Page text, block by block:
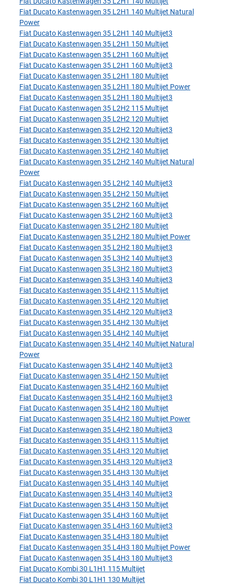
Fiat Ducato Kastenwagen 35 L2H1 140 Multijet Natural
Power
Fiat Ducato Kastenwagen 35 L2H1 140 Multijet3
Fiat Ducato Kastenwagen 35 L2H1 150 Multijet
Fiat Ducato Kastenwagen 35 L2H1 160 Multijet
Fiat Ducato Kastenwagen 35 L2H1 160 Multijet3
Fiat Ducato Kastenwagen 35 L2H1 180 Multijet
Fiat Ducato Kastenwagen 35 L2H1 180 Multijet Power
Fiat Ducato Kastenwagen 35 L2H1 180 Multijet3
Fiat Ducato Kastenwagen 35 L2H2 115 Multijet
Fiat Ducato Kastenwagen 35 L2H2 120 Multijet
Fiat Ducato Kastenwagen 35 L2H2 120 Multijet3
Fiat Ducato Kastenwagen 35 L2H2 130 Multijet
Fiat Ducato Kastenwagen 35 L2H2 140 Multijet
Fiat Ducato Kastenwagen 35 L2H2 140 Multijet Natural
Power
Fiat Ducato Kastenwagen 35 L2H2 140 Multijet3
Fiat Ducato Kastenwagen 35 L2H2 150 Multijet
Fiat Ducato Kastenwagen 35 L2H2 160 Multijet
Fiat Ducato Kastenwagen 35 L2H2 160 Multijet3
Fiat Ducato Kastenwagen 35 L2H2 180 Multijet
Fiat Ducato Kastenwagen 35 L2H2 180 Multijet Power
Fiat Ducato Kastenwagen 35 L2H2 180 Multijet3
Fiat Ducato Kastenwagen 35 L3H2 140 Multijet3
Fiat Ducato Kastenwagen 35 L3H2 180 Multijet3
Fiat Ducato Kastenwagen 35 L3H3 140 Multijet3
Fiat Ducato Kastenwagen 35 L4H2 115 Multijet
Fiat Ducato Kastenwagen 35 L4H2 120 Multijet
Fiat Ducato Kastenwagen 35 L4H2 120 Multijet3
Fiat Ducato Kastenwagen 35 L4H2 130 Multijet
Fiat Ducato Kastenwagen 35 L4H2 140 Multijet
Fiat Ducato Kastenwagen 35 L4H2 140 Multijet Natural
Power
Fiat Ducato Kastenwagen 35 L4H2 140 Multijet3
Fiat Ducato Kastenwagen 35 L4H2 150 Multijet
Fiat Ducato Kastenwagen 35 L4H2 160 Multijet
Fiat Ducato Kastenwagen 35 L4H2 160 Multijet3
Fiat Ducato Kastenwagen 35 L4H2 180 Multijet
Fiat Ducato Kastenwagen 35 L4H2 180 Multijet Power
Fiat Ducato Kastenwagen 35 L4H2 180 Multijet3
Fiat Ducato Kastenwagen 35 L4H3 115 Multijet
Fiat Ducato Kastenwagen 35 L4H3 120 Multijet
Fiat Ducato Kastenwagen 35 L4H3 120 Multijet3
Fiat Ducato Kastenwagen 35 L4H3 130 Multijet
Fiat Ducato Kastenwagen 35 L4H3 140 Multijet
Fiat Ducato Kastenwagen 35 L4H3 140 Multijet3
Fiat Ducato Kastenwagen 35 L4H3 150 Multijet
Fiat Ducato Kastenwagen 35 L4H3 160 Multijet
Fiat Ducato Kastenwagen 35 L4H3 160 Multijet3
Fiat Ducato Kastenwagen 35 L4H3 180 Multijet
Fiat Ducato Kastenwagen 35 L4H3 180 Multijet Power
Fiat Ducato Kastenwagen 35 L4H3 180 Multijet3
Fiat Ducato Kombi 30 L1H1 115 Multijet
Fiat Ducato Kombi 30 L1H1 130 Multijet